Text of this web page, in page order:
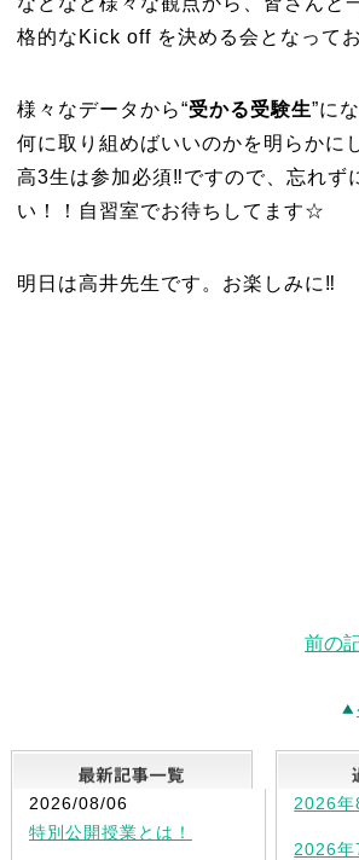
格的なKick off を決める会となって
様々なデータから“受かる受験生”に
何に取り組めばいいのかを明らかに
高3生は参加必須‼️ですので、忘れず
い！！自習室でお待ちしてます☆
明日は高井先生です。お楽しみに‼️
前の
最新記事
2026/08/06
特別公開授業とは！
2026年
2026年